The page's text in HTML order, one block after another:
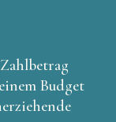
Budget